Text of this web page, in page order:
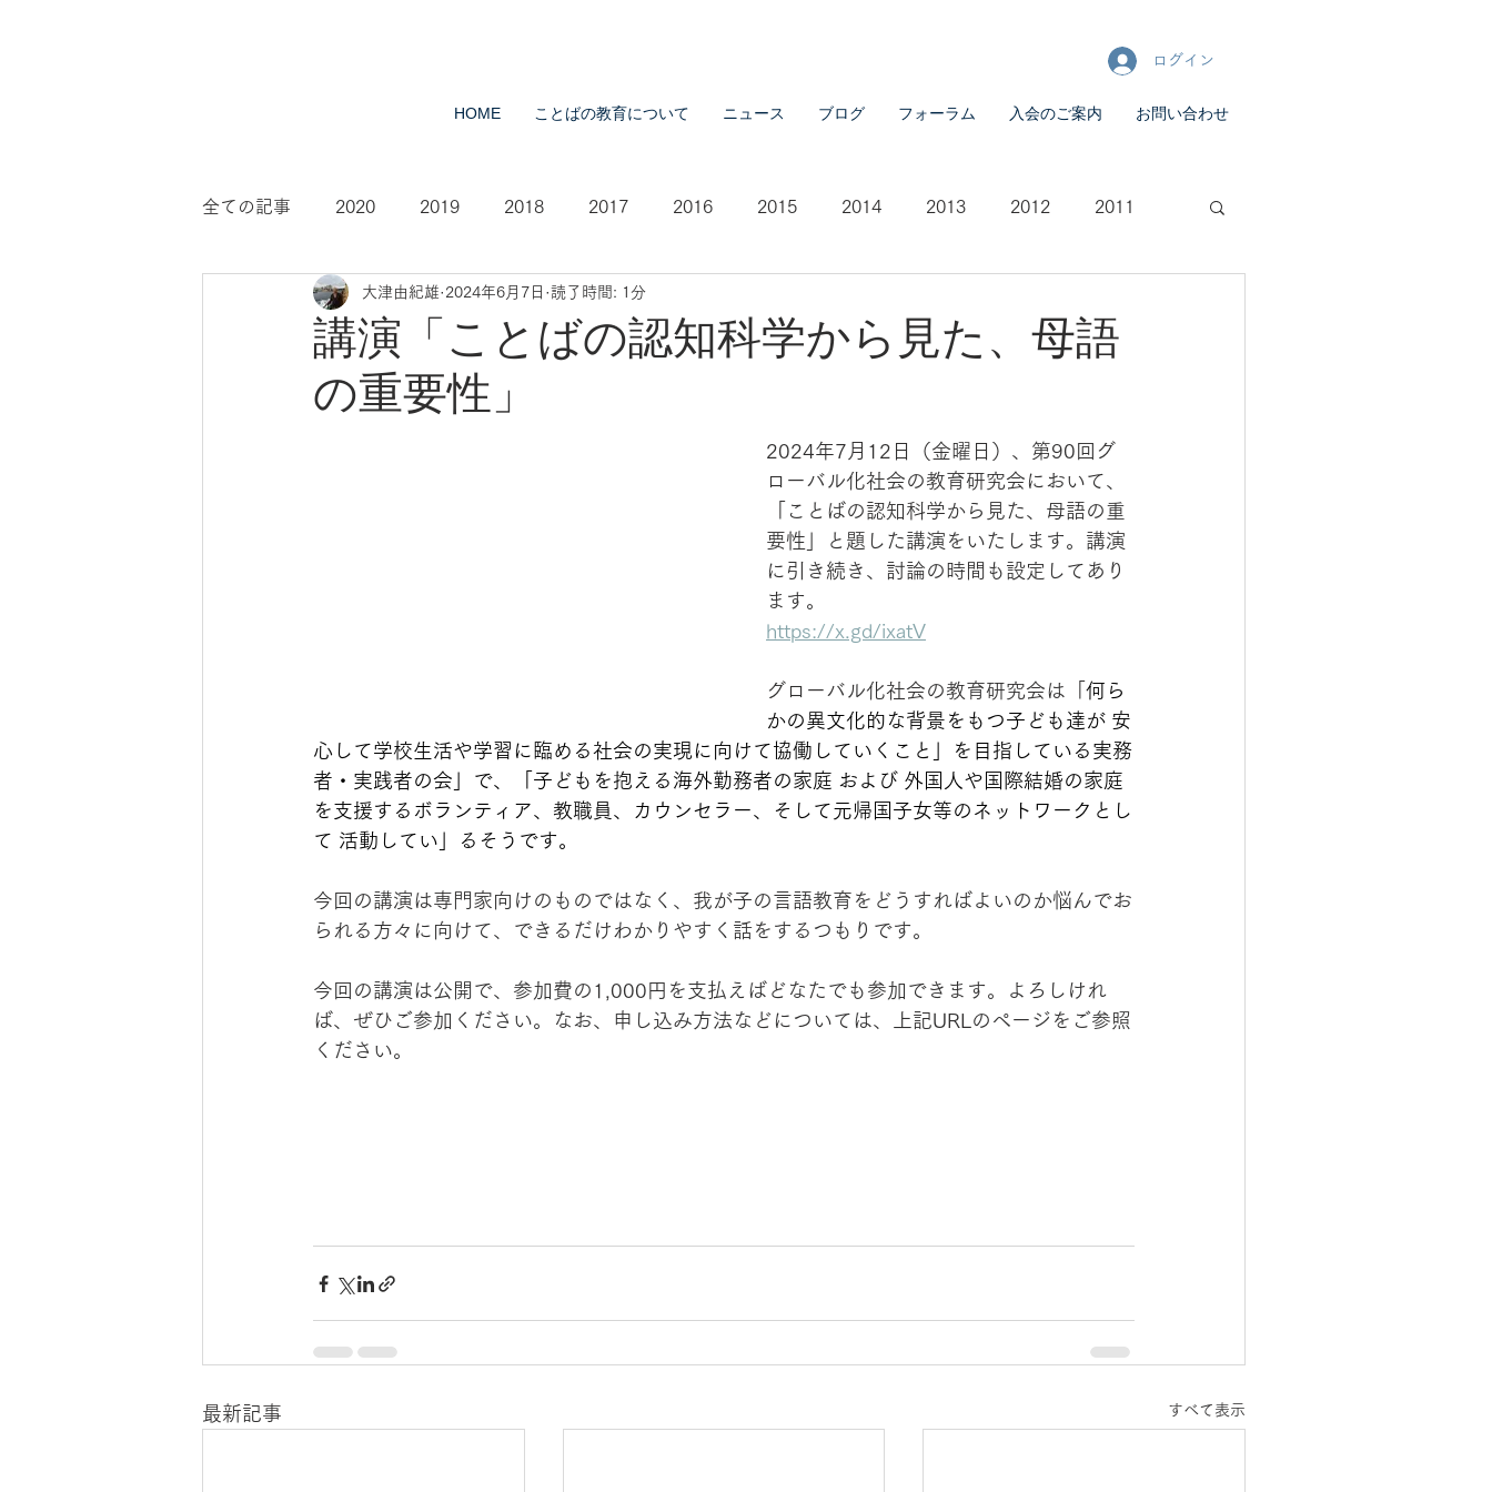
ログイン
HOME ことばの教育について ニュース ブログ フォーラム 入会のご案内 お問い合わせ
全ての記事 2020 2019 2018 2017 2016 2015 2014 2013 2012 2011
2009 2008 2007 2021
講演「ことばの認知科学から見た、母語
の重要性」
大津由紀雄 2024年6月7日 読了時間: 1分
2024年7月12日（金曜日）、第90回グ
ローバル化社会の教育研究会において、
「ことばの認知科学から見た、母語の重
要性」と題した講演をいたします。講演
に引き続き、討論の時間も設定してあり
ます。
https://x.gd/ixatV
グローバル化社会の教育研究会は「 何ら
かの異文化的な背景をもつ子ども達が 安
心して学校生活や学習に臨める社会の実現に向けて協働していくこと」を目指している実務
者・実践者の会」で、「子どもを抱える海外勤務者の家庭 および 外国人や国際結婚の家庭
を支援するボランティア、教職員、カウンセラー、そして元帰国子女等のネットワークとし
て 活動してい」るそうです。
今回の講演は専門家向けのものではなく、我が子の言語教育をどうすればよいのか悩んでお
られる方々に向けて、できるだけわかりやすく話をするつもりです。
今回の講演は公開で、参加費の1,000円を支払えばどなたでも参加できます。よろしけれ
ば、ぜひご参加ください。なお、申し込み方法などについては、上記URLのページをご参照
ください。
最新記事 すべて表示